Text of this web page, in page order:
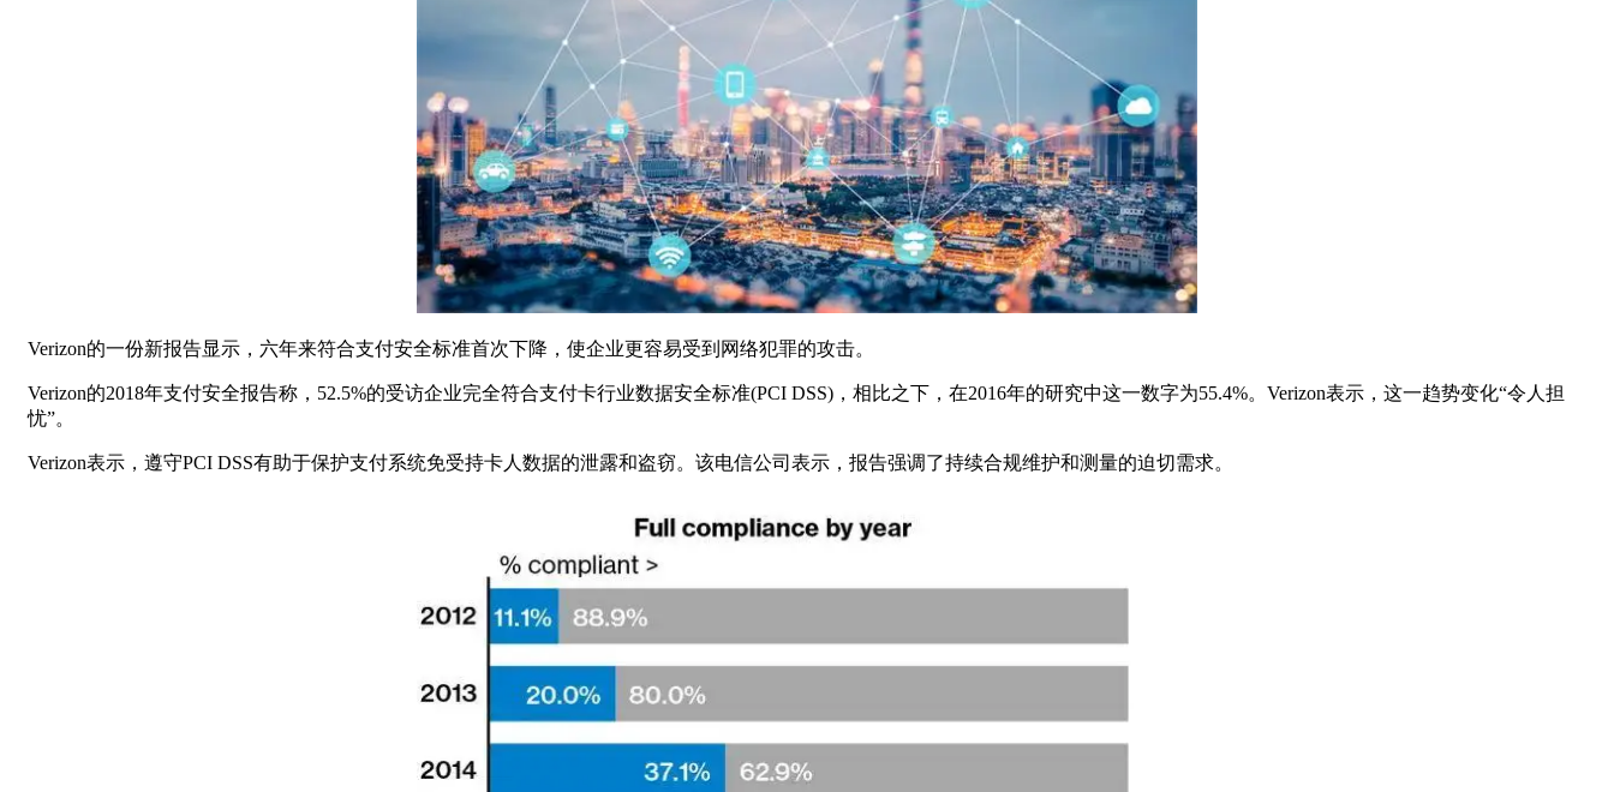
Verizon的一份新报告显示，六年来符合支付安全标准首次下降，使企业更容易受到网络犯罪的攻击。
Verizon的2018年支付安全报告称，52.5%的受访企业完全符合支付卡行业数据安全标准(PCI DSS)，相比之下，在2016年的研究中这一数字为55.4%。Verizon表示，这一趋势变化“令人担
忧”。
Verizon表示，遵守PCI DSS有助于保护支付系统免受持卡人数据的泄露和盗窃。该电信公司表示，报告强调了持续合规维护和测量的迫切需求。